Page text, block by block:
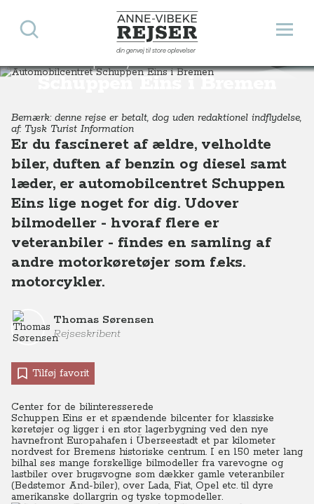
Anne-Vibeke Rejser
din genvej til store oplevelser
Åbn
Søg
Automobilcentret
Schuppen Eins i Bremen
Destinationer Europa Tyskland Automobilcentret Schuppen Eins i Bremen, Nordtyskland
Bemærk: denne rejse er betalt, dog uden redaktionel indflydelse,
af: Tysk Turist Information
Er du fascineret af ældre, velholdte
biler, duften af benzin og diesel samt
læder, er automobilcentret Schuppen
Eins lige noget for dig. Udover
bilmodeller - hvoraf flere er
veteranbiler - findes en samling af
andre motorkøretøjer som f.eks.
motorcykler.
Thomas Sørensen
Rejseskribent
Tilføj favorit
Center for de bilinteresserede
Schuppen Eins er et spændende bilcenter for klassiske
køretøjer og ligger i en stor lagerbygning ved den nye
havnefront Europahafen i Überseestadt et par kilometer
nordvest for Bremens historiske centrum. I en 150 meter lang
bilhal ses mange forskellige bilmodeller fra varevogne og
lastbiler over brugsvogne som dækker gamle veteranbiler
(Bedstemor And-biler), over Lada, Fiat, Opel etc. til dyre
amerikanske dollargrin og tyske topmodeller.